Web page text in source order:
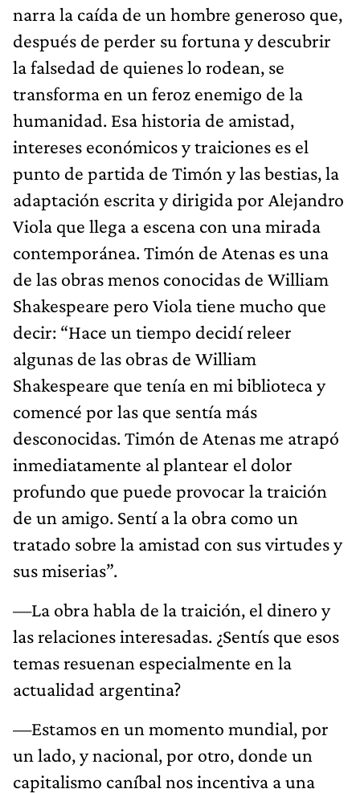
narra la caída de un hombre generoso que,
después de perder su fortuna y descubrir
la falsedad de quienes lo rodean, se
transforma en un feroz enemigo de la
humanidad. Esa historia de amistad,
intereses económicos y traiciones es el
punto de partida de Timón y las bestias, la
adaptación escrita y dirigida por Alejandro
Viola que llega a escena con una mirada
contemporánea. Timón de Atenas es una
de las obras menos conocidas de William
Shakespeare pero Viola tiene mucho que
decir: “Hace un tiempo decidí releer
algunas de las obras de William
Shakespeare que tenía en mi biblioteca y
comencé por las que sentía más
desconocidas. Timón de Atenas me atrapó
inmediatamente al plantear el dolor
profundo que puede provocar la traición
de un amigo. Sentí a la obra como un
tratado sobre la amistad con sus virtudes y
sus miserias”.
—La obra habla de la traición, el dinero y
las relaciones interesadas. ¿Sentís que esos
temas resuenan especialmente en la
actualidad argentina?
—Estamos en un momento mundial, por
un lado, y nacional, por otro, donde un
capitalismo caníbal nos incentiva a una